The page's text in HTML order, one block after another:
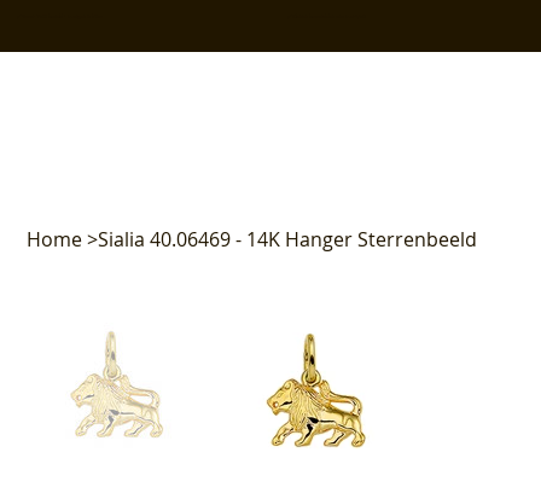
Home>Sialia 40.06469 - 14K Hanger Sterrenbeeld